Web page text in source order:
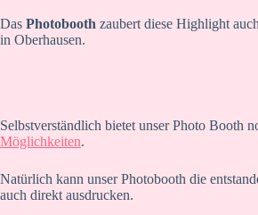
Das Photobooth zaubert diese Highlight
in Oberhausen.
Selbstverständlich bietet unser Photo Booth
Möglichkeiten.
Natürlich kann unser Photobooth die
auch direkt ausdrucken.